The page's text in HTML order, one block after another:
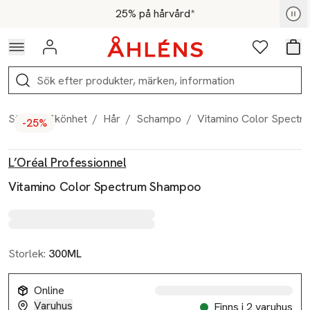
Hoppa till navigationsmenyn25% på hårvård*
För medlemmar - Shoppa nu
Logga in Favoriter
Sök
Start / Skönhet / Hår / Schampo / Vitamino Color
-25%
L’Oréal Professionnel
Vitamino Color Spectrum Shampoo
Storlek: 300ML
Online
Varuhus